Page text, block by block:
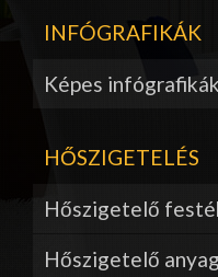
INFÓGRAFIKÁK
Képes infógrafikák
HŐSZIGETELÉS
Hőszigetelő
Hőszigetelő